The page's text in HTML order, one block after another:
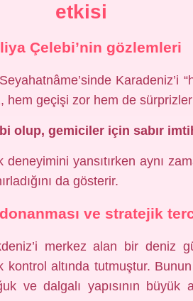
etkisi
Çelebi’nin gözlemleri
Karadeniz’i
hem geçişi zor hem de
olup, gemiciler için sabır
yansıtırken aynı
da gösterir.
ve stratejik
merkez alan bir deniz
kontrol altında tutmuştur.
ve dalgalı yapısının büyük